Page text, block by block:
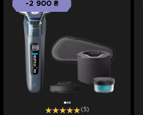
-2 900 ₴
(5)